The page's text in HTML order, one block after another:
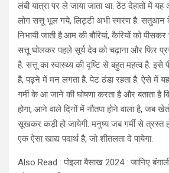
लंबी यात्रा पर ले जाया जाता था. ठेंठ देहातों में यह
लोग सत्तू भूल गये, लिट्टी अभी स्मरण है. सतुआन
निभायी जाती है.आम की बौरियां, कैरियों को
सत्तू घोलकर पहले सूर्य देव को चढ़ाना और फिर
है. सत्तू का स्वास्थ्य की दृष्टि से बहुत महत्व है. इसे
है, पढ़ने में मन लगता है. पेट ठंडा रहता है. ऐसे में
गर्मी के आ जाने की घोषणा करता है और बताता है
होगा, आने वाले दिनों में नौतपा होने वाला है, जब
सूखकर कड़ी हो जायेगी. मनुष्य जब गर्मी से त्रस्त
एक ऐसा खाद्य पदार्थ है, जो शीतलता दे पायेगा.
Also Read : पोइला बैसाख 2024 : जानिए